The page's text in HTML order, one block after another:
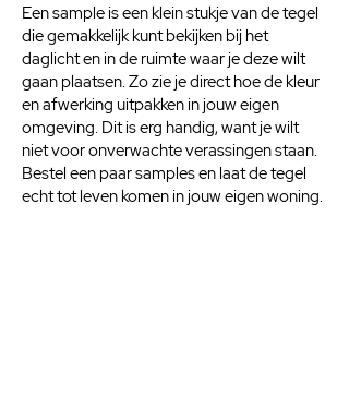
Een sample is een klein stukje van de tegel
die gemakkelijk kunt bekijken bij het
daglicht en in de ruimte waar je deze wilt
gaan plaatsen. Zo zie je direct hoe de kleur
en afwerking uitpakken in jouw eigen
omgeving. Dit is erg handig, want je wilt
niet voor onverwachte verassingen staan.
Bestel een paar samples en laat de tegel
echt tot leven komen in jouw eigen woning.